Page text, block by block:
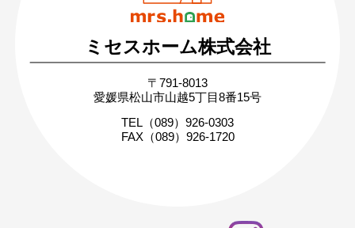
無料相談・お問い合わせ
まずはお気軽にご相談ください
家づくりの疑問や不安にお答えします
ミセスホーム株式会社
〒791-8013
愛媛県松山市山越5丁目8番15号
TEL（089）926-0303
FAX（089）926-1720